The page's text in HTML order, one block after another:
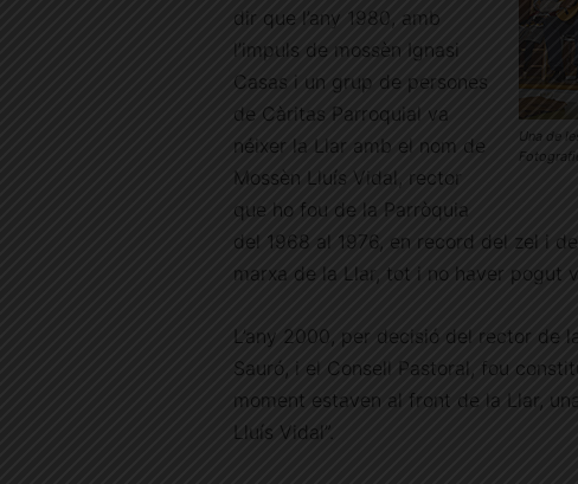
Una de
dir que l’any 1980, amb
l’impuls de mossèn Ignasi
Casas i un grup de persones
de Càritas Parroquial va
néixer la Llar amb el nom de
Mossèn Lluís Vidal, rector
que ho fou de la Parròquia
del 1968 al 1976, en record del zel i
marxa de la Llar, tot i no haver pogut
L’any 2000, per decisió del rector de
Sauró, i el Consell Pastoral, fou
moment estaven al front de la Llar,
Lluís Vidal”.